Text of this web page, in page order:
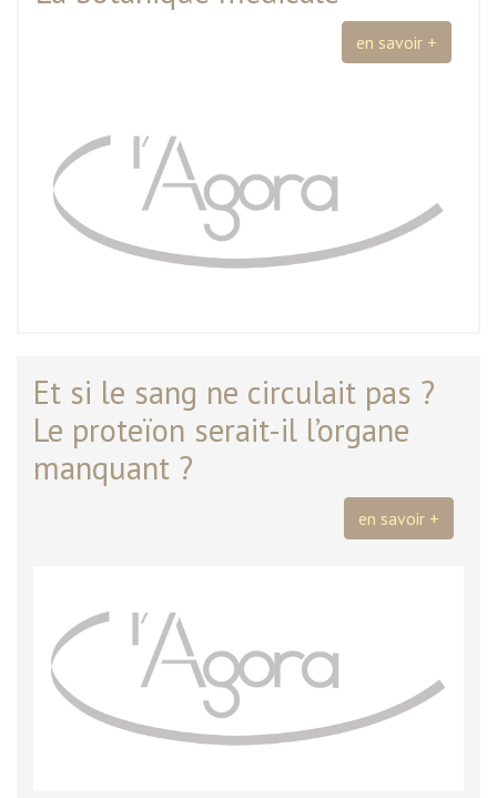
en savoir +
Et si le sang ne circulait pas ?
Le proteïon serait-il l’organe
manquant ?
en savoir +